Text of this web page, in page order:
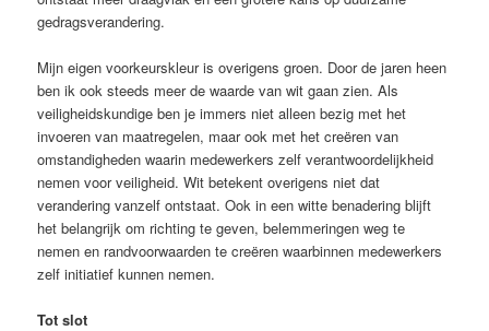
gedragsverandering.
Mijn eigen voorkeurskleur is overigens groen. Door de jaren heen
ben ik ook steeds meer de waarde van wit gaan zien. Als
veiligheidskundige ben je immers niet alleen bezig met het
invoeren van maatregelen, maar ook met het creëren van
omstandigheden waarin medewerkers zelf verantwoordelijkheid
nemen voor veiligheid. Wit betekent overigens niet dat
verandering vanzelf ontstaat. Ook in een witte benadering blijft
het belangrijk om richting te geven, belemmeringen weg te
nemen en randvoorwaarden te creëren waarbinnen medewerkers
zelf initiatief kunnen nemen.
Tot slot